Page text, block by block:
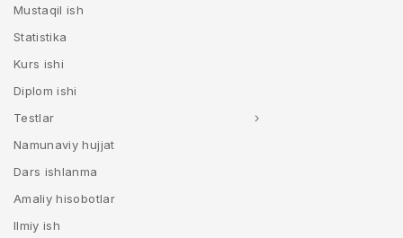
Mustaqil ish
Statistika
Kurs ishi
Diplom ishi
Testlar
Namunaviy hujjat
Dars ishlanma
Amaliy hisobotlar
Ilmiy ish